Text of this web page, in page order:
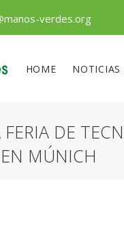
verdes.org
HOME NOTICIAS
DE
MÚNICH